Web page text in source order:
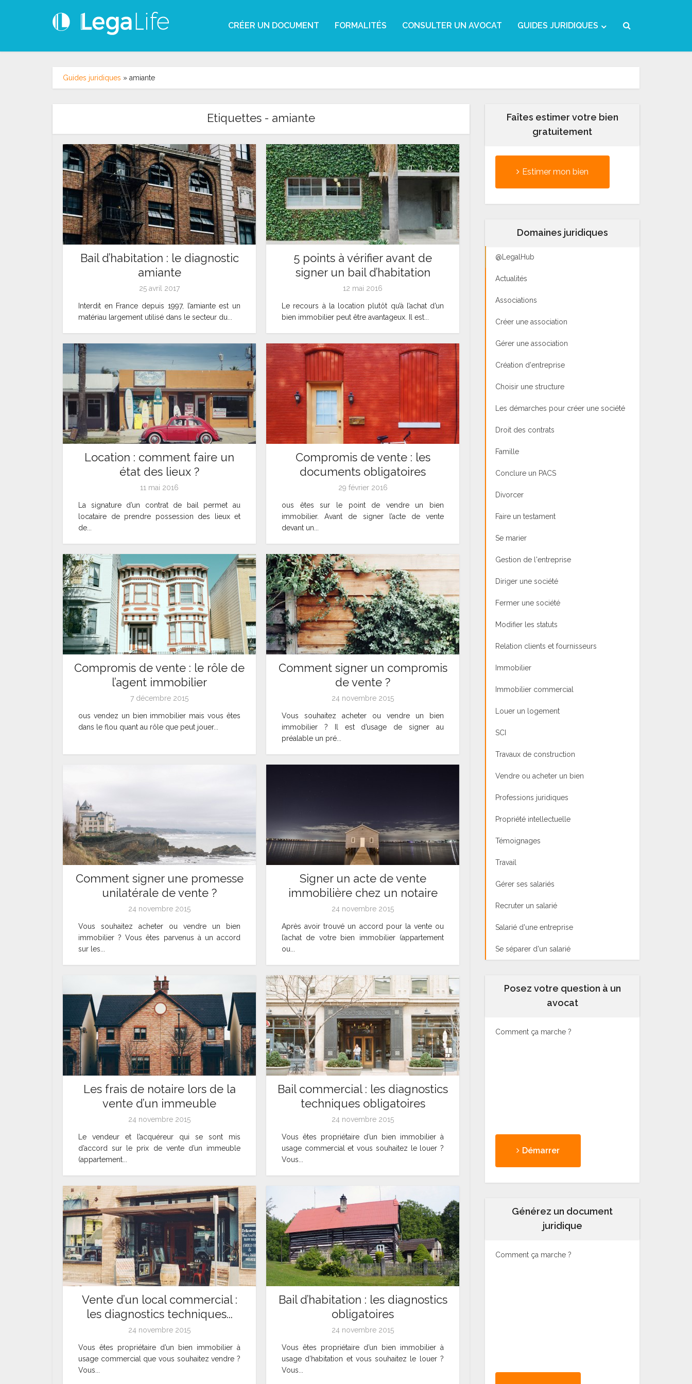
CRÉER UN DOCUMENT FORMALITÉS CONSULTER UN AVOCAT GUIDES JURIDIQUES
Guides juridiques » amiante
Etiquettes - amiante
Bail d’habitation : le diagnostic
amiante
25 avril 2017
Interdit en France depuis 1997, l’amiante est un
matériau largement utilisé dans le secteur du...
5 points à vérifier avant de
signer un bail d’habitation
12 mai 2016
Le recours à la location plutôt qu’à l’achat d’un
bien immobilier peut être avantageux. Il est...
Location : comment faire un
état des lieux ?
11 mai 2016
La signature d’un contrat de bail permet au
locataire de prendre possession des lieux et
de...
Compromis de vente : les
documents obligatoires
29 février 2016
ous êtes sur le point de vendre un bien
immobilier. Avant de signer l’acte de vente
devant un...
Compromis de vente : le rôle de
l’agent immobilier
7 décembre 2015
ous vendez un bien immobilier mais vous êtes
dans le flou quant au rôle que peut jouer...
Comment signer un compromis
de vente ?
24 novembre 2015
Vous souhaitez acheter ou vendre un bien
immobilier ? Il est d’usage de signer au
préalable un pré...
Comment signer une promesse
unilatérale de vente ?
24 novembre 2015
Vous souhaitez acheter ou vendre un bien
immobilier ? Vous êtes parvenus à un accord
sur les...
Signer un acte de vente
immobilière chez un notaire
24 novembre 2015
Après avoir trouvé un accord pour la vente ou
l’achat de votre bien immobilier (appartement
ou...
Les frais de notaire lors de la
vente d’un immeuble
24 novembre 2015
Le vendeur et l’acquéreur qui se sont mis
d’accord sur le prix de vente d’un immeuble
(appartement...
Bail commercial : les diagnostics
techniques obligatoires
24 novembre 2015
Vous êtes propriétaire d’un bien immobilier à
usage commercial et vous souhaitez le louer ?
Vous...
Vente d’un local commercial :
les diagnostics techniques...
24 novembre 2015
Vous êtes propriétaire d’un bien immobilier à
usage commercial que vous souhaitez vendre ?
Vous...
Bail d’habitation : les diagnostics
obligatoires
24 novembre 2015
Vous êtes propriétaire d’un bien immobilier à
usage d’habitation et vous souhaitez le louer ?
Vous...
Faîtes estimer votre bien
gratuitement
Estimer mon bien
Domaines juridiques
@LegalHub
Actualités
Associations
Créer une association
Gérer une association
Création d'entreprise
Choisir une structure
Les démarches pour créer une société
Droit des contrats
Famille
Conclure un PACS
Divorcer
Faire un testament
Se marier
Gestion de l'entreprise
Diriger une société
Fermer une société
Modifier les statuts
Relation clients et fournisseurs
Immobilier
Immobilier commercial
Louer un logement
SCI
Travaux de construction
Vendre ou acheter un bien
Professions juridiques
Propriété intellectuelle
Témoignages
Travail
Gérer ses salariés
Recruter un salarié
Salarié d'une entreprise
Se séparer d'un salarié
Posez votre question à un
avocat
Comment ça marche ?
Démarrer
Générez un document
juridique
Comment ça marche ?